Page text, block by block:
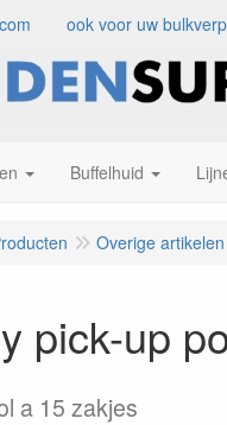
ook voor uw
Buffelhuid
Overige artikelen
pick-up
a 15 zakjes